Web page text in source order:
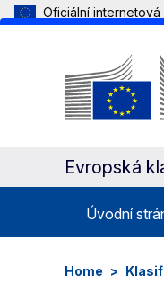
Oficiální
Evropská
Úvodní
Home